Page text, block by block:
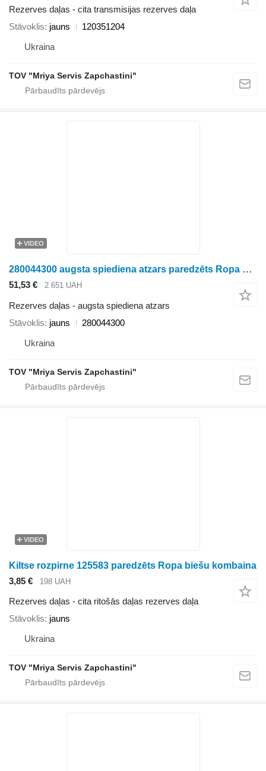
Rezerves daļas - cita transmisijas rezerves daļa
Stāvoklis jauns
120351204
Ukraina
TOV "Mriya Servis Zapchastini"
VIDEO
280044300 augsta spiediena atzars paredzēts Ropa biešu kombaina
51,53 € 2 651 UAH
Rezerves daļas - augsta spiediena atzars
Stāvoklis jauns
280044300
Ukraina
TOV "Mriya Servis Zapchastini"
VIDEO
Kiltse rozpirne 125583 paredzēts Ropa biešu kombaina
3,85 €
198 UAH
Rezerves daļas - cita ritošās daļas rezerves daļa
Stāvoklis jauns
Ukraina
TOV "Mriya Servis Zapchastini"